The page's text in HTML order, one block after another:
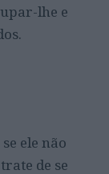
lhe e
ele não
de se